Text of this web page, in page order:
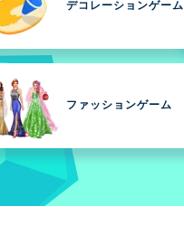
デコレーションゲーム
ファッションゲーム